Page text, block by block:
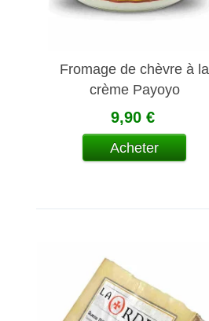
Fromage de chèvre à la
crème Payoyo
9,90 €
Acheter